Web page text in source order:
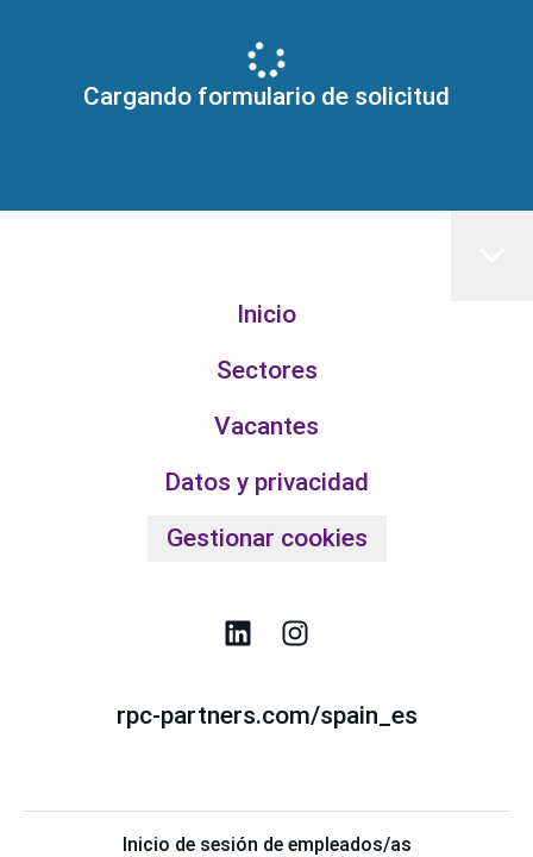
Cargando formulario de solicitud
Inicio
Sectores
Vacantes
Datos y privacidad
Gestionar cookies
rpc-partners.com/spain_es
Inicio de sesión de empleados/as